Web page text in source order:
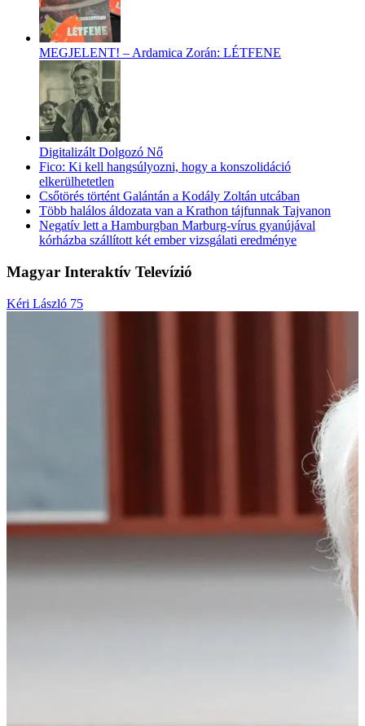
MEGJELENT! – Ardamica Zorán: LÉTFENE
Digitalizált Dolgozó Nő
Fico: Ki kell hangsúlyozni, hogy a konszolidáció
elkerülhetetlen
Csőtörés történt Galántán a Kodály Zoltán utcában
Több halálos áldozata van a Krathon tájfunnak Tajvanon
Negatív lett a Hamburgban Marburg-vírus gyanújával
kórházba szállított két ember vizsgálati eredménye
Magyar Interaktív Televízió
Kéri László 75